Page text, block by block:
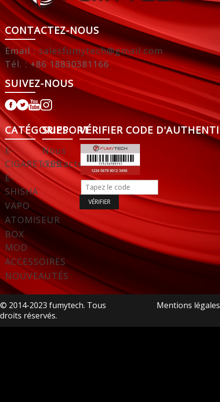
CONTACTEZ-NOUS
Email :salesfumytech@gmail.com
Tél. : +86 18830381166
SUIVEZ-NOUS
CATÉGORIES
E-
CIGARETTES
E-
SHISHA
VAPO
ATOMISEUR
BOX
MOD
ACCESSOIRES
NOUVEAUTÉS
SUPPORT
Nous
contacter
VÉRIFIER CODE
© 2014-2023 fumytech. Tous
droits réservés.
Mentions légales